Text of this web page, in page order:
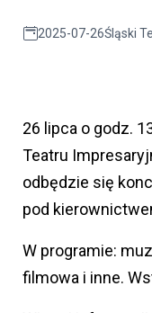
2025-07-26Śląski
26 lipca o godz.
Teatru
odbędzie się
pod
W programie:
filmowa i inne.